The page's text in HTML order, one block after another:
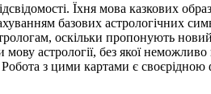
Їхня мова казкових
базових астрологічних
оскільки пропонують
астрології, без якої
Робота з цими картами є